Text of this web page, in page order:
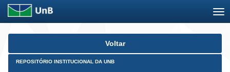
Skip
Voltar
REPOSITÓRIO INSTITUCIONAL DA UNB